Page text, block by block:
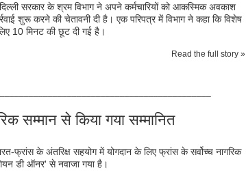
सरकार के श्रम विभाग ने अपने कर्मचारियों को आकस्मिक अवकाश
शुरू करने की चेतावनी दी है। एक परिपत्र में विभाग ने कहा कि विशेष
10 मिनट की छूट दी गई है।
Read the full story »
सम्मान से किया गया सम्मानित
फ्रांस के अंतरिक्ष सहयोग में योगदान के लिए फ्रांस के सर्वोच्च नागरिक
डी ऑनर' से नवाजा गया है।